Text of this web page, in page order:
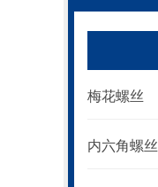
梅花螺丝
内六角螺丝